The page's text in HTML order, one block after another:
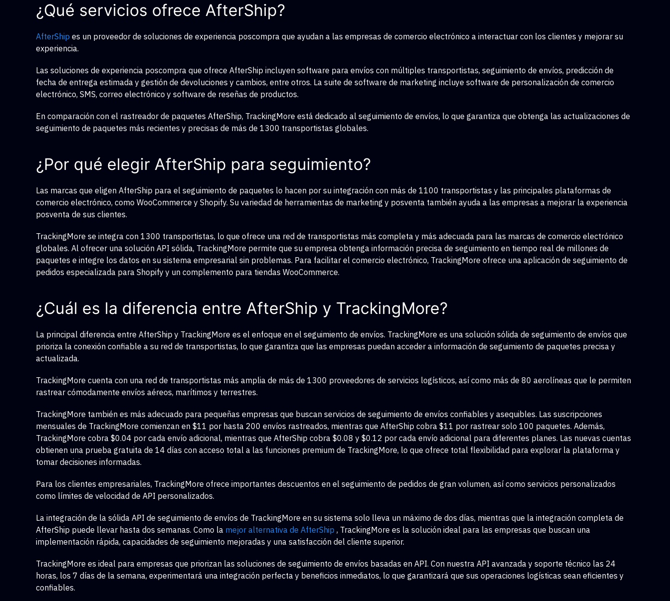
¿Qué servicios ofrece AfterShip?
AfterShip es un proveedor de soluciones de experiencia poscompra que ayudan a las empresas de comercio electrónico a interactuar con los clientes y mejorar su
experiencia.
Las soluciones de experiencia poscompra que ofrece AfterShip incluyen software para envíos con múltiples transportistas, seguimiento de envíos, predicción de
fecha de entrega estimada y gestión de devoluciones y cambios, entre otros. La suite de software de marketing incluye software de personalización de comercio
electrónico, SMS, correo electrónico y software de reseñas de productos.
En comparación con el rastreador de paquetes AfterShip, TrackingMore está dedicado al seguimiento de envíos, lo que garantiza que obtenga las actualizaciones de
seguimiento de paquetes más recientes y precisas de más de 1300 transportistas globales.
¿Por qué elegir AfterShip para seguimiento?
Las marcas que eligen AfterShip para el seguimiento de paquetes lo hacen por su integración con más de 1100 transportistas y las principales plataformas de
comercio electrónico, como WooCommerce y Shopify. Su variedad de herramientas de marketing y posventa también ayuda a las empresas a mejorar la experiencia
posventa de sus clientes.
TrackingMore se integra con 1300 transportistas, lo que ofrece una red de transportistas más completa y más adecuada para las marcas de comercio electrónico
globales. Al ofrecer una solución API sólida, TrackingMore permite que su empresa obtenga información precisa de seguimiento en tiempo real de millones de
paquetes e integre los datos en su sistema empresarial sin problemas. Para facilitar el comercio electrónico, TrackingMore ofrece una aplicación de seguimiento de
pedidos especializada para Shopify y un complemento para tiendas WooCommerce.
¿Cuál es la diferencia entre AfterShip y TrackingMore?
La principal diferencia entre AfterShip y TrackingMore es el enfoque en el seguimiento de envíos. TrackingMore es una solución sólida de seguimiento de envíos que
prioriza la conexión confiable a su red de transportistas, lo que garantiza que las empresas puedan acceder a información de seguimiento de paquetes precisa y
actualizada.
TrackingMore cuenta con una red de transportistas más amplia de más de 1300 proveedores de servicios logísticos, así como más de 80 aerolíneas que le permiten
rastrear cómodamente envíos aéreos, marítimos y terrestres.
TrackingMore también es más adecuado para pequeñas empresas que buscan servicios de seguimiento de envíos confiables y asequibles. Las suscripciones
mensuales de TrackingMore comienzan en $11 por hasta 200 envíos rastreados, mientras que AfterShip cobra $11 por rastrear solo 100 paquetes. Además,
TrackingMore cobra $0.04 por cada envío adicional, mientras que AfterShip cobra $0.08 y $0.12 por cada envío adicional para diferentes planes. Las nuevas cuentas
obtienen una prueba gratuita de 14 días con acceso total a las funciones premium de TrackingMore, lo que ofrece total flexibilidad para explorar la plataforma y
tomar decisiones informadas.
Para los clientes empresariales, TrackingMore ofrece importantes descuentos en el seguimiento de pedidos de gran volumen, así como servicios personalizados
como límites de velocidad de API personalizados.
La integración de la sólida API de seguimiento de envíos de TrackingMore en su sistema solo lleva un máximo de dos días, mientras que la integración completa de
AfterShip puede llevar hasta dos semanas. Como la mejor alternativa de AfterShip , TrackingMore es la solución ideal para las empresas que buscan una
implementación rápida, capacidades de seguimiento mejoradas y una satisfacción del cliente superior.
TrackingMore es ideal para empresas que priorizan las soluciones de seguimiento de envíos basadas en API. Con nuestra API avanzada y soporte técnico las 24
horas, los 7 días de la semana, experimentará una integración perfecta y beneficios inmediatos, lo que garantizará que sus operaciones logísticas sean eficientes y
confiables.